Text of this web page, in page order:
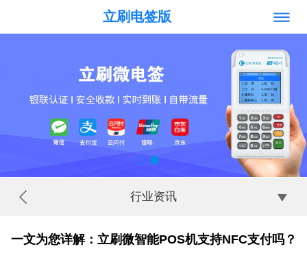
立刷电签版
行业资讯
一文为您详解：立刷微智能POS机支持NFC支付吗？